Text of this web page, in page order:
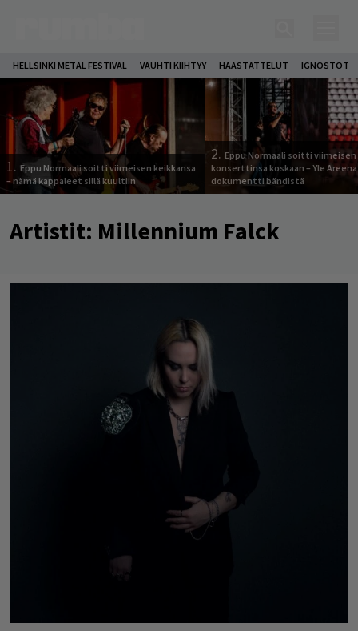
HELLSINKI METAL FESTIVAL VAUHTI KIIHTYY HAASTATTELUT IGNOSTOT
1. Eppu Normaali soitti viimeisen keikkansa
– nämä kappaleet sillä kuultiin
2. Eppu Normaali soitti viimeisen
konserttinsa koskaan – Yle
dokumentti bändistä
Artistit: Millennium Falck